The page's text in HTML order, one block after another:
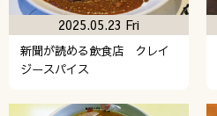
新聞が読める飲食店 クレイ
ジースパイス
2025.05.23 Fri